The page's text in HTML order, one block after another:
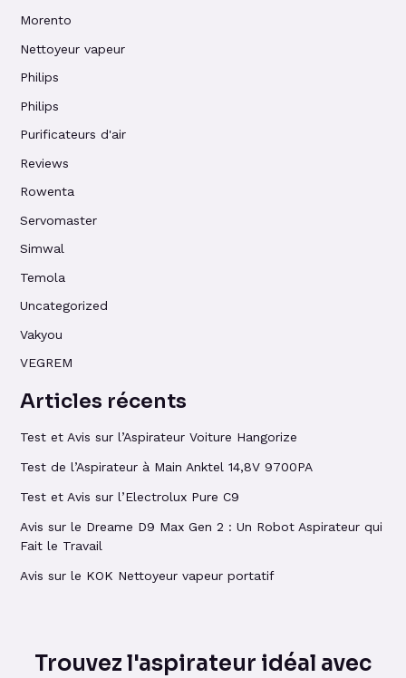
Morento
Nettoyeur vapeur
Philips
Philips
Purificateurs d'air
Reviews
Rowenta
Servomaster
Simwal
Temola
Uncategorized
Vakyou
VEGREM
Articles récents
Test et Avis sur l’Aspirateur Voiture Hangorize
Test de l’Aspirateur à Main Anktel 14,8V 9700PA
Test et Avis sur l’Electrolux Pure C9
Avis sur le Dreame D9 Max Gen 2 : Un Robot Aspirateur qui
Fait le Travail
Avis sur le KOK Nettoyeur vapeur portatif
Trouvez l'aspirateur idéal avec